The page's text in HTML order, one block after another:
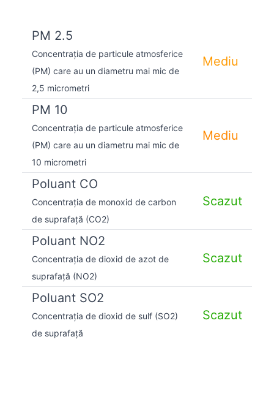
PM 2.5
Concentrația de particule atmosferice
(PM) care au un diametru mai mic de
2,5 micrometri
Mediu
PM 10
Concentrația de particule atmosferice
(PM) care au un diametru mai mic de
10 micrometri
Mediu
Poluant CO
Concentrația de monoxid de carbon
de suprafață (CO2)
Scazut
Poluant NO2
Concentrația de dioxid de azot de
suprafață (NO2)
Scazut
Poluant SO2
Concentrația de dioxid de sulf (SO2)
de suprafață
Scazut